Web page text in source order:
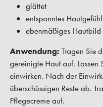
glättet
entspanntes Hautgefühl
ebenmäßiges Hautbild
Anwendung: Tragen Sie
gereinigte Haut auf. Lassen
einwirken. Nach der
überschüssigen Reste ab.
Pflegecreme auf.